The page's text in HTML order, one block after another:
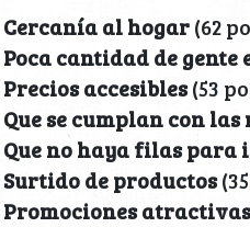
Cercanía al hogar(62
Poca cantidad de gente
Precios accesibles(53
Que se cumplan con
Que no haya filas para
Surtido de productos
Promociones atractivas